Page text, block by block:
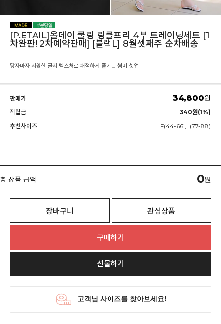
[P.ETAIL]올데이 쿨링 링클프리 4부 트레이닝세트 [1
차완판! 2차예약판매] [블랙L] 8월셋째주 순차배송
닿자마자 시원한 골지 텍스처로 쾌적하게 즐기는 썸머 셋업
판매가 34,800원
적립금
340원(1%)
추천사이즈
F(44-66),L(77-88)
총 상품 금액 0원
장바구니 관심상품
구매하기
선물하기